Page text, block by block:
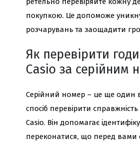
покупкою. Це допоможе
розчарувань та заощадити
Як перевірити
Casio за серійним
Серійний номер – це ще один
спосіб перевірити
Casio. Він допомагає
переконатися, що перед вами